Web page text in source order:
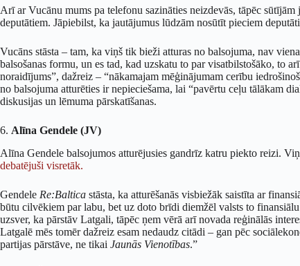
Arī ar Vucānu mums pa telefonu sazināties neizdevās, tāpēc
deputātiem. Jāpiebilst, ka jautājumus lūdzām nosūtīt pieciem
Vucāns stāsta – tam, ka viņš tik bieži atturas no balsojuma, nav
balsošanas formu, un es tad, kad uzskatu to par visatbilstošāko, to
noraidījums”, dažreiz – “nākamajam mēģinājumam cerību
no balsojuma atturēties ir nepieciešama, lai “pavērtu ceļu tālākam
diskusijas un lēmuma pārskatīšanas.
6. Alīna Gendele (JV)
Alīna Gendele balsojumos atturējusies gandrīz katru piekto reizi.
debatējuši visretāk.
Gendele Re:Baltica stāsta, ka atturēšanās visbiežāk saistīta ar
būtu cilvēkiem par labu, bet uz doto brīdi diemžēl valsts to
uzsver, ka pārstāv Latgali, tāpēc ņem vērā arī novada reģinālās
Latgalē mēs tomēr dažreiz esam nedaudz citādi – gan pēc
partijas pārstāve, ne tikai Jaunās Vienotības.”